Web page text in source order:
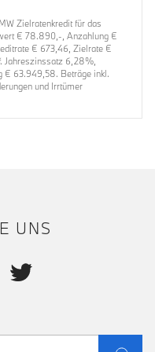
Zielratenkredit für das
€ 78.890,-, Anzahlung €
€ 673,46, Zielrate €
Jahreszinssatz 6,28%,
€ 63.949,58. Beträge inkl.
und Irrtümer
UNS